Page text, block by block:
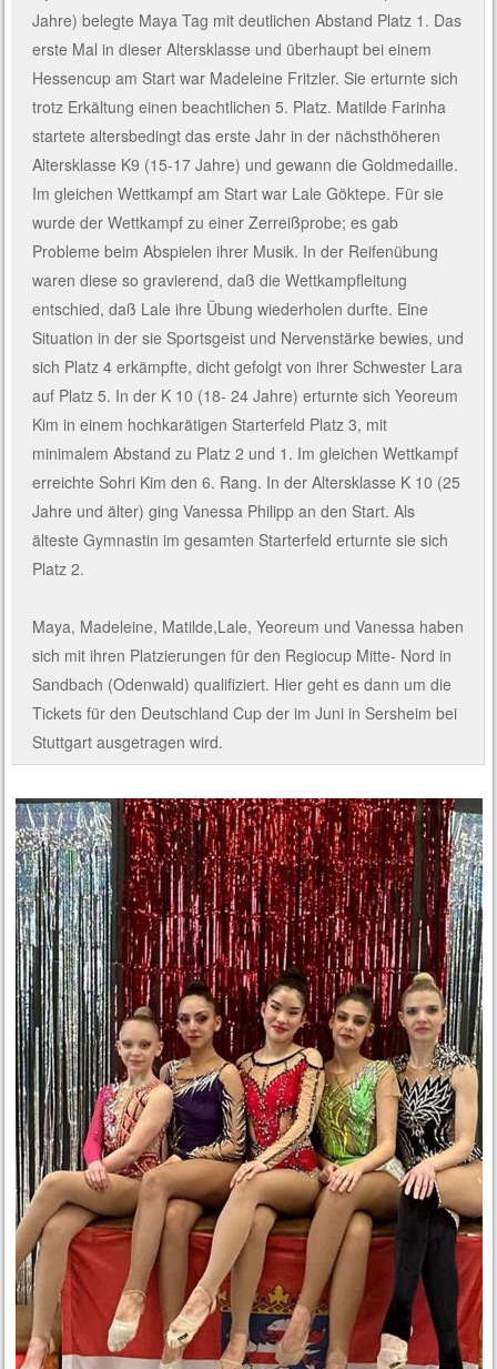
Jahre) belegte Maya Tag mit deutlichen Abstand Platz 1. Das
erste Mal in dieser Altersklasse und überhaupt bei einem
Hessencup am Start war Madeleine Fritzler. Sie erturnte sich
trotz Erkältung einen beachtlichen 5. Platz. Matilde Farinha
startete altersbedingt das erste Jahr in der nächsthöheren
Altersklasse K9 (15-17 Jahre) und gewann die Goldmedaille.
Im gleichen Wettkampf am Start war Lale Göktepe. Für sie
wurde der Wettkampf zu einer Zerreißprobe; es gab
Probleme beim Abspielen ihrer Musik. In der Reifenübung
waren diese so gravierend, daß die Wettkampfleitung
entschied, daß Lale ihre Übung wiederholen durfte. Eine
Situation in der sie Sportsgeist und Nervenstärke bewies, und
sich Platz 4 erkämpfte, dicht gefolgt von ihrer Schwester Lara
auf Platz 5. In der K 10 (18- 24 Jahre) erturnte sich Yeoreum
Kim in einem hochkarätigen Starterfeld Platz 3, mit
minimalem Abstand zu Platz 2 und 1. Im gleichen Wettkampf
erreichte Sohri Kim den 6. Rang. In der Altersklasse K 10 (25
Jahre und älter) ging Vanessa Philipp an den Start. Als
älteste Gymnastin im gesamten Starterfeld erturnte sie sich
Platz 2.
Maya, Madeleine, Matilde,Lale, Yeoreum und Vanessa haben
sich mit ihren Platzierungen für den Regiocup Mitte- Nord in
Sandbach (Odenwald) qualifiziert. Hier geht es dann um die
Tickets für den Deutschland Cup der im Juni in Sersheim bei
Stuttgart ausgetragen wird.